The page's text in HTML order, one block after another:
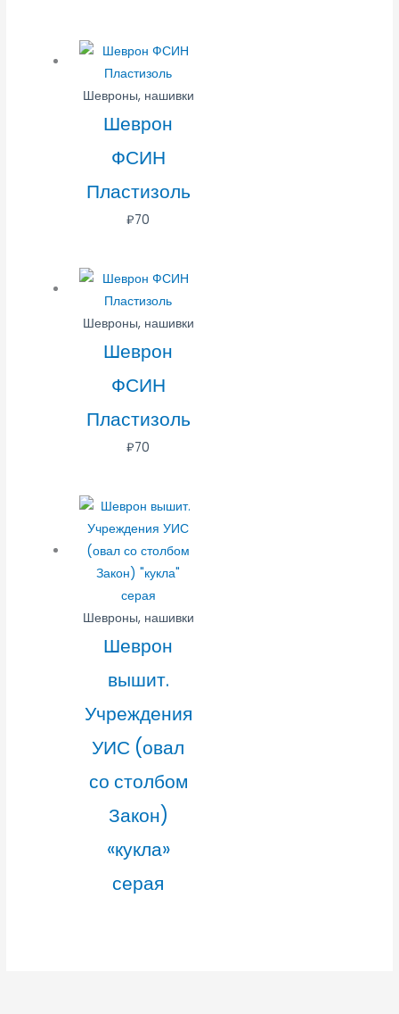
Шевроны, нашивки
Шеврон
ФСИН
Пластизоль
₽70
Шевроны, нашивки
Шеврон
ФСИН
Пластизоль
₽70
Шевроны, нашивки
Шеврон
вышит.
Учреждения
УИС (овал
со столбом
Закон)
«кукла»
серая